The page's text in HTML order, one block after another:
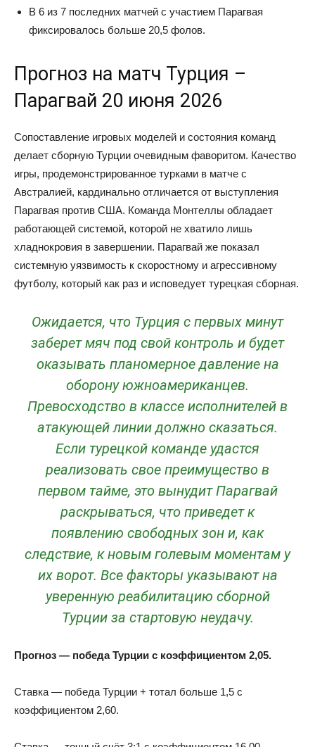
В 6 из 7 последних матчей с участием Парагвая
фиксировалось больше 20,5 фолов.
Прогноз на матч Турция –
Парагвай 20 июня 2026
Сопоставление игровых моделей и состояния команд
делает сборную Турции очевидным фаворитом. Качество
игры, продемонстрированное турками в матче с
Австралией, кардинально отличается от выступления
Парагвая против США. Команда Монтеллы обладает
работающей системой, которой не хватило лишь
хладнокровия в завершении. Парагвай же показал
системную уязвимость к скоростному и агрессивному
футболу, который как раз и исповедует турецкая сборная.
Ожидается, что Турция с первых минут
заберет мяч под свой контроль и будет
оказывать планомерное давление на
оборону южноамериканцев.
Превосходство в классе исполнителей в
атакующей линии должно сказаться.
Если турецкой команде удастся
реализовать свое преимущество в
первом тайме, это вынудит Парагвай
раскрываться, что приведет к
появлению свободных зон и, как
следствие, к новым голевым моментам у
их ворот. Все факторы указывают на
уверенную реабилитацию сборной
Турции за стартовую неудачу.
Прогноз — победа Турции с коэффициентом 2,05.
Ставка — победа Турции + тотал больше 1,5 с
коэффициентом 2,60.